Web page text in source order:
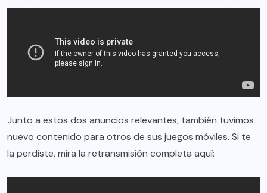
Junto a estos dos anuncios relevantes, también tuvimos
nuevo contenido para otros de sus juegos móviles. Si te
la perdiste, mira la retransmisión completa aquí: